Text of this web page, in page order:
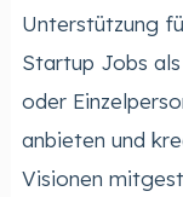
Unterstützung
Startup Jobs
oder
anbieten und
Visionen